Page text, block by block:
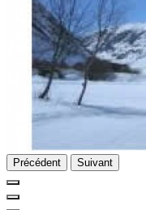
Précédent Suivant